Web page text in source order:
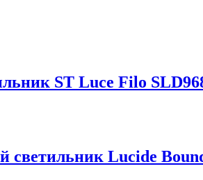
ST Luce Filo
светильник Lucide